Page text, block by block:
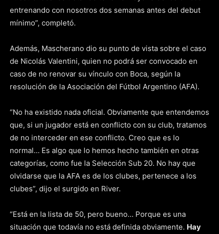
entrenando con nosotros dos semanas antes del debut
mínimo”, completó.
Además, Mascherano dio su punto de vista sobre el caso
de Nicolás Valentini, quien no podrá ser convocado en
caso de no renovar su vínculo con Boca, según la
resolución de la Asociación del Fútbol Argentino (AFA).
“No ha existido nada oficial. Obviamente que entendemos
que, si un jugador está en conflicto con su club, tratamos
de no interceder en ese conflicto. Creo que es lo
normal… Es algo que lo hemos hecho también en otras
categorías, como fue la Selección Sub 20. No hay que
olvidarse que la AFA es de los clubes, pertenece a los
clubes”, dijo el surgido en River.
“Está en la lista de 50, pero bueno… Porque es una
situación que todavía no está definida obviamente. Hay